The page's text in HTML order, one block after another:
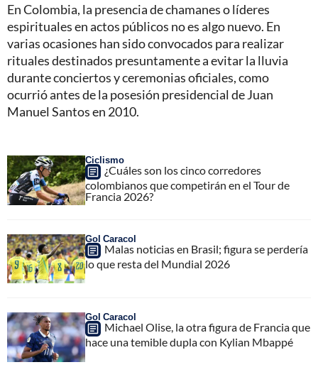
En Colombia, la presencia de chamanes o líderes
espirituales en actos públicos no es algo nuevo. En
varias ocasiones han sido convocados para realizar
rituales destinados presuntamente a evitar la lluvia
durante conciertos y ceremonias oficiales, como
ocurrió antes de la posesión presidencial de Juan
Manuel Santos en 2010.
Ciclismo
¿Cuáles son los cinco corredores
colombianos que competirán en el Tour de
Francia 2026?
Gol Caracol
Malas noticias en Brasil; figura se perdería
lo que resta del Mundial 2026
Gol Caracol
Michael Olise, la otra figura de Francia que
hace una temible dupla con Kylian Mbappé